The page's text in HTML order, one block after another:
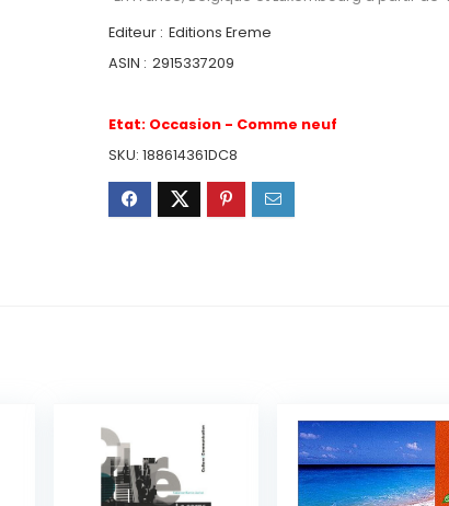
Editeur : Editions Ereme
ASIN : 2915337209
Etat: Occasion - Comme neuf
SKU:188614361DC8